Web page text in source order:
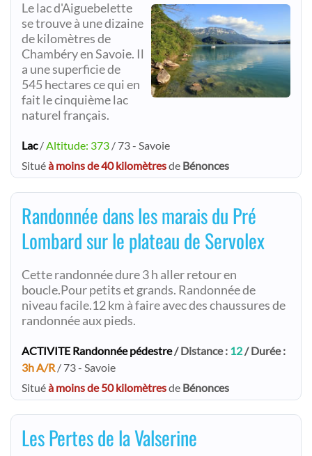
Le lac d'Aiguebelette
se trouve à une dizaine
de kilomètres de
Chambéry en Savoie. Il
a une superficie de
545 hectares ce qui en
fait le cinquième lac
naturel français.
Lac/Altitude: 373 / 73 - Savoie
Situéà moins de 40 kilomètresde Bénonces
Randonnée dans les marais du Pré
Lombard sur le plateau de Servolex
Cette randonnée dure 3 h aller retour en
boucle.Pour petits et grands. Randonnée de
niveau facile.12 km à faire avec des chaussures de
randonnée aux pieds.
ACTIVITE Randonnée pédestre/ Distance : 12/ Durée :
3h A/R / 73 - Savoie
Situéà moins de 50 kilomètresde Bénonces
Les Pertes de la Valserine